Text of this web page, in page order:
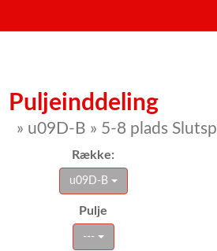
Puljeinddeling
» u09D-B » 5-8 plads
Række:
u09D-B
Pulje
---